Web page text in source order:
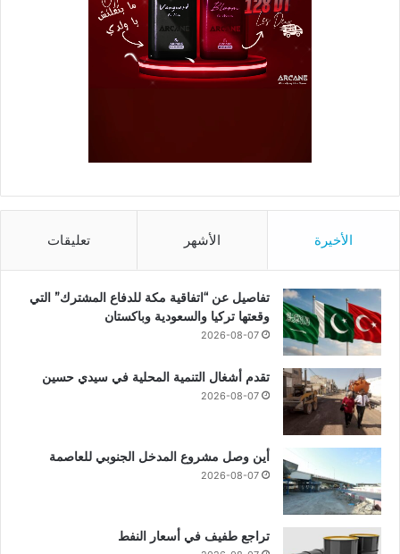
الأخيرة الأشهر تعليقات
تفاصيل عن “اتفاقية مكة للدفاع المشترك” التي
وقعتها تركيا والسعودية وباكستان
2026-08-07
تقدم أشغال التنمية المحلية في سيدي حسين
2026-08-07
أين وصل مشروع المدخل الجنوبي للعاصمة
2026-08-07
تراجع طفيف في أسعار النفط